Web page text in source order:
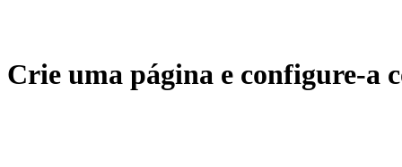
Crie uma página e configure-a